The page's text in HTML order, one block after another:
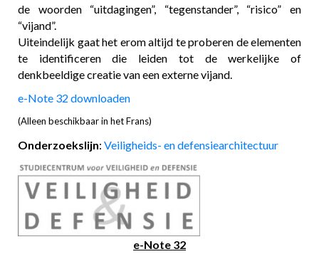
de woorden “uitdagingen”, “tegenstander”, “risico” en
“vijand”.
Uiteindelijk gaat het erom altijd te proberen de elementen
te identificeren die leiden tot de werkelijke of
denkbeeldige creatie van een externe vijand.
e-Note 32 downloaden
(Alleen beschikbaar in het Frans)
Onderzoekslijn: Veiligheids- en defensiearchitectuur
e-Note 32